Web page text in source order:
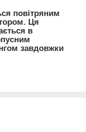
повітряним
Ця
в
завдовжки